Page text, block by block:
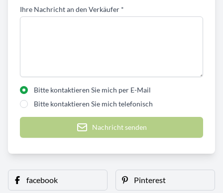
Ihre Nachricht an den Verkäufer *
Bitte kontaktieren Sie mich per E-Mail
Bitte kontaktieren Sie mich telefonisch
Nachricht senden
facebook Pinterest